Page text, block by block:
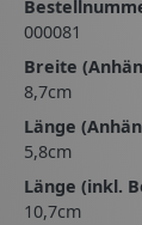
000081
Breite
8,7cm
Länge
5,8cm
Länge (inkl.
10,7cm